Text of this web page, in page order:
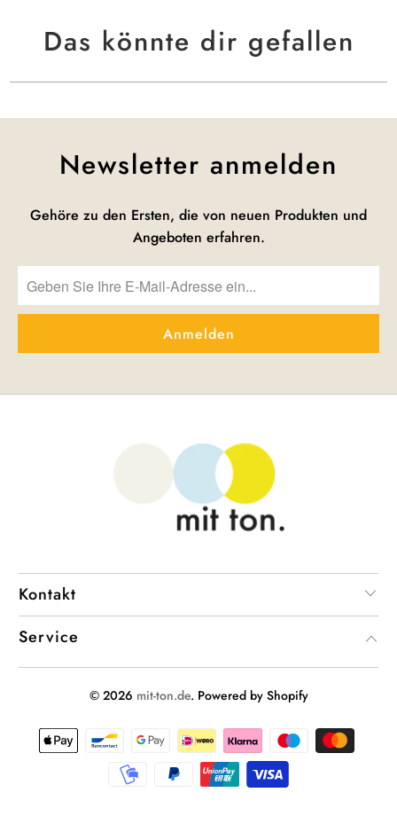
Das könnte dir gefallen
Newsletter anmelden
Gehöre zu den Ersten, die von neuen Produkten und
Angeboten erfahren.
Kontakt
Service
© 2026 mit-ton.de. Powered by Shopify